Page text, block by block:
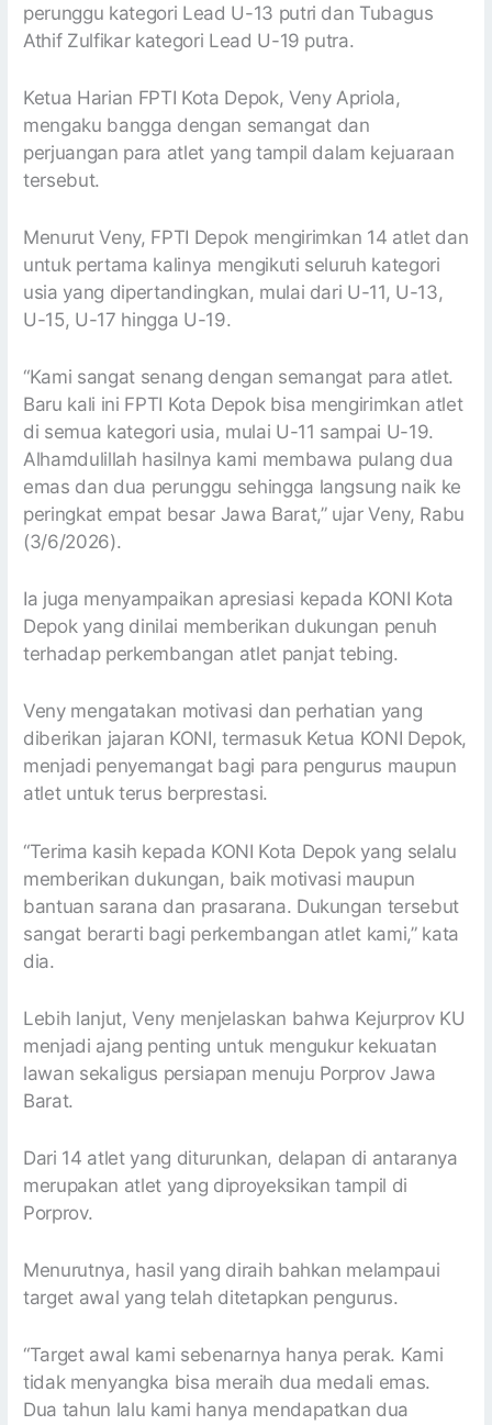
perunggu kategori Lead U-13 putri dan Tubagus
Athif Zulfikar kategori Lead U-19 putra.
Ketua Harian FPTI Kota Depok, Veny Apriola,
mengaku bangga dengan semangat dan
perjuangan para atlet yang tampil dalam kejuaraan
tersebut.
Menurut Veny, FPTI Depok mengirimkan 14 atlet dan
untuk pertama kalinya mengikuti seluruh kategori
usia yang dipertandingkan, mulai dari U-11, U-13,
U-15, U-17 hingga U-19.
“Kami sangat senang dengan semangat para atlet.
Baru kali ini FPTI Kota Depok bisa mengirimkan atlet
di semua kategori usia, mulai U-11 sampai U-19.
Alhamdulillah hasilnya kami membawa pulang dua
emas dan dua perunggu sehingga langsung naik ke
peringkat empat besar Jawa Barat,” ujar Veny, Rabu
(3/6/2026).
Ia juga menyampaikan apresiasi kepada KONI Kota
Depok yang dinilai memberikan dukungan penuh
terhadap perkembangan atlet panjat tebing.
Veny mengatakan motivasi dan perhatian yang
diberikan jajaran KONI, termasuk Ketua KONI Depok,
menjadi penyemangat bagi para pengurus maupun
atlet untuk terus berprestasi.
“Terima kasih kepada KONI Kota Depok yang selalu
memberikan dukungan, baik motivasi maupun
bantuan sarana dan prasarana. Dukungan tersebut
sangat berarti bagi perkembangan atlet kami,” kata
dia.
Lebih lanjut, Veny menjelaskan bahwa Kejurprov KU
menjadi ajang penting untuk mengukur kekuatan
lawan sekaligus persiapan menuju Porprov Jawa
Barat.
Dari 14 atlet yang diturunkan, delapan di antaranya
merupakan atlet yang diproyeksikan tampil di
Porprov.
Menurutnya, hasil yang diraih bahkan melampaui
target awal yang telah ditetapkan pengurus.
“Target awal kami sebenarnya hanya perak. Kami
tidak menyangka bisa meraih dua medali emas.
Dua tahun lalu kami hanya mendapatkan dua